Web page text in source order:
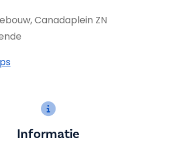
Canadaplein ZN
Informatie